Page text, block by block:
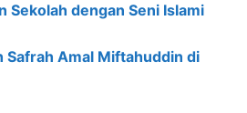
Sekolah dengan Seni Islami
Safrah Amal Miftahuddin di